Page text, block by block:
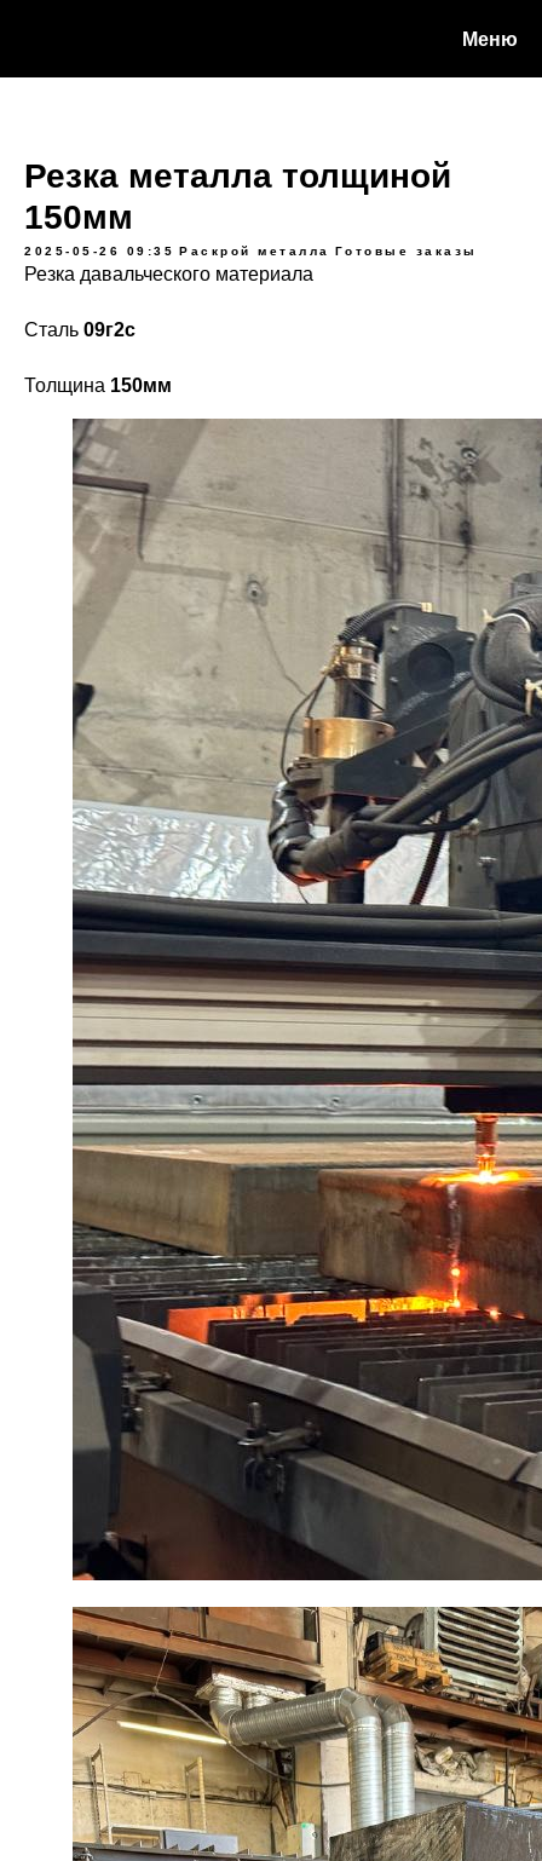
Меню
Резка металла толщиной
150мм
2025-05-26 09:35 Раскрой металла Готовые заказы
Резка давальческого материала
Сталь 09г2с
Толщина 150мм